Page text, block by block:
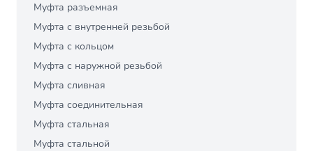
Муфта разъемная
Муфта с внутренней резьбой
Муфта с кольцом
Муфта с наружной резьбой
Муфта сливная
Муфта соединительная
Муфта стальная
Муфта стальной